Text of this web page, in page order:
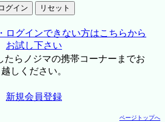
ログインできない方はこちらから
お試し下さい
らノジマの携帯コーナーまでお
越しください。
新規会員登録
ページトップへ